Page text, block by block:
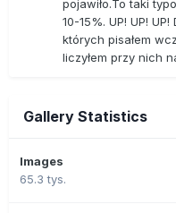
pojawiło.To taki
10-15%. UP! UP!
których pisałem
liczyłem przy nich
Gallery Statistics
Images
65.3 tys.